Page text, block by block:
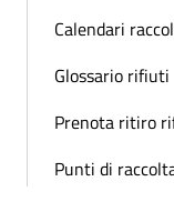
Calendari
Glossario rifiuti
Prenota ritiro
Punti di